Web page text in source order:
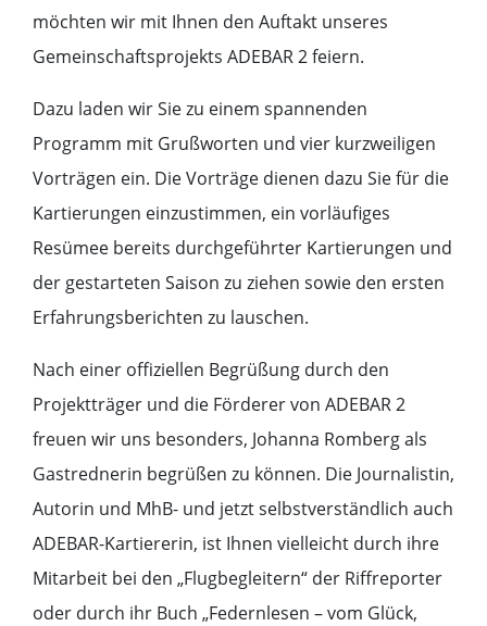
möchten wir mit Ihnen den Auftakt unseres
Gemeinschaftsprojekts ADEBAR 2 feiern.
Dazu laden wir Sie zu einem spannenden
Programm mit Grußworten und vier kurzweiligen
Vorträgen ein. Die Vorträge dienen dazu Sie für die
Kartierungen einzustimmen, ein vorläufiges
Resümee bereits durchgeführter Kartierungen und
der gestarteten Saison zu ziehen sowie den ersten
Erfahrungsberichten zu lauschen.
Nach einer offiziellen Begrüßung durch den
Projektträger und die Förderer von ADEBAR 2
freuen wir uns besonders, Johanna Romberg als
Gastrednerin begrüßen zu können. Die Journalistin,
Autorin und MhB- und jetzt selbstverständlich auch
ADEBAR-Kartiererin, ist Ihnen vielleicht durch ihre
Mitarbeit bei den „Flugbegleitern“ der Riffreporter
oder durch ihr Buch „Federnlesen – vom Glück,